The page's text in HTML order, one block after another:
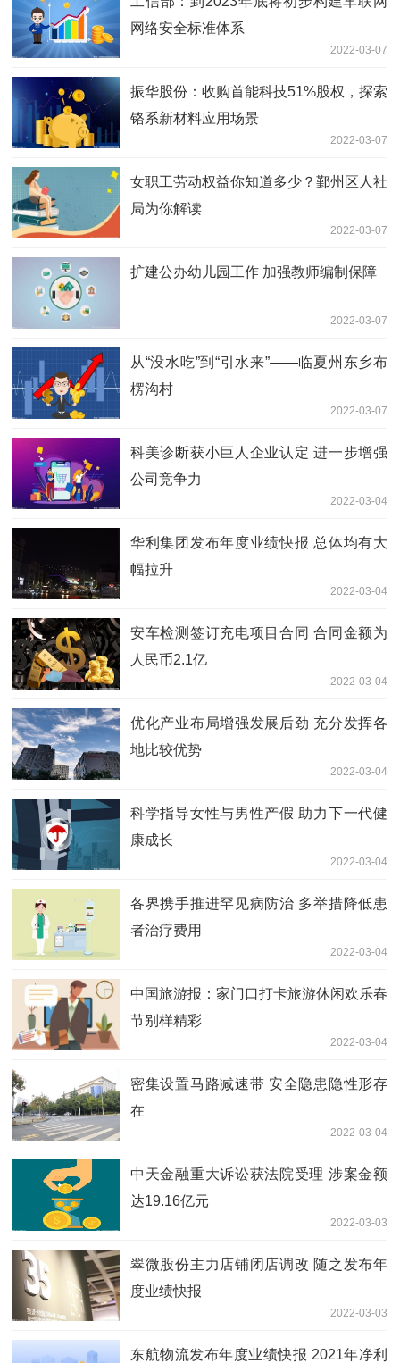
网络安全标准体系
2022-03-07
振华股份：收购首能科技51%股权，探索
铬系新材料应用场景
2022-03-07
女职工劳动权益你知道多少？鄞州区人社
局为你解读
2022-03-07
扩建公办幼儿园工作 加强教师编制保障
2022-03-07
从“没水吃”到“引水来”——临夏州东乡布
楞沟村
2022-03-07
科美诊断获小巨人企业认定 进一步增强
公司竞争力
2022-03-04
华利集团发布年度业绩快报 总体均有大
幅拉升
2022-03-04
安车检测签订充电项目合同 合同金额为
人民币2.1亿
2022-03-04
优化产业布局增强发展后劲 充分发挥各
地比较优势
2022-03-04
科学指导女性与男性产假 助力下一代健
康成长
2022-03-04
各界携手推进罕见病防治 多举措降低患
者治疗费用
2022-03-04
中国旅游报：家门口打卡旅游休闲欢乐春
节别样精彩
2022-03-04
密集设置马路减速带 安全隐患隐性形存
在
2022-03-04
中天金融重大诉讼获法院受理 涉案金额
达19.16亿元
2022-03-03
翠微股份主力店铺闭店调改 随之发布年
度业绩快报
2022-03-03
东航物流发布年度业绩快报 2021年净利